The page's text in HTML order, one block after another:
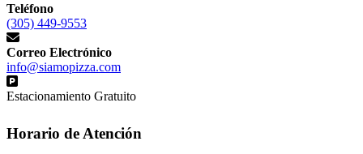
Teléfono
(305) 449-9553
Correo Electrónico
info@siamopizza.com
Estacionamiento Gratuito
Horario de Atención